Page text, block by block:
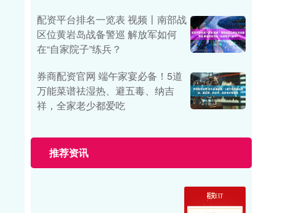
配资平台排名一览表 视频丨南部战
区位黄岩岛战备警巡 解放军如何
在“自家院子”练兵？
券商配资官网 端午家宴必备！5道
万能菜谱祛湿热、避五毒、纳吉
祥，全家老少都爱吃
推荐资讯